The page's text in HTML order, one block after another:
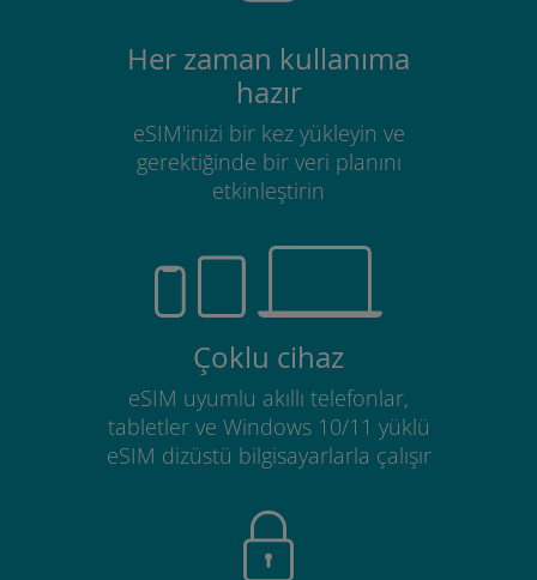
Her zaman kullanıma
hazır
eSIM'inizi bir kez yükleyin ve
gerektiğinde bir veri planını
etkinleştirin
Çoklu cihaz
eSIM uyumlu akıllı telefonlar,
tabletler ve Windows 10/11 yüklü
eSIM dizüstü bilgisayarlarla çalışır